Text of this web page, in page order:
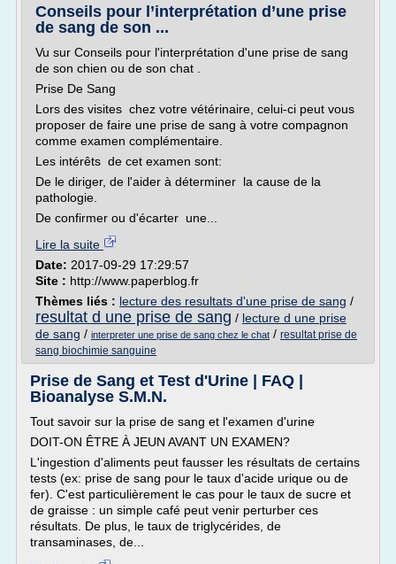
Conseils pour l’interprétation d’une prise
de sang de son ...
Vu sur Conseils pour l'interprétation d'une prise de sang
de son chien ou de son chat .
Prise De Sang
Lors des visites chez votre vétérinaire, celui-ci peut vous
proposer de faire une prise de sang à votre compagnon
comme examen complémentaire.
Les intérêts de cet examen sont:
De le diriger, de l'aider à déterminer la cause de la
pathologie.
De confirmer ou d'écarter une...
Lire la suite
Date: 2017-09-29 17:29:57
Site : http://www.paperblog.fr
Thèmes liés : lecture des resultats d'une prise de sang /
resultat d une prise de sang / lecture d une prise
de sang / interpreter une prise de sang chez le chat / resultat prise de
sang biochimie sanguine
Prise de Sang et Test d'Urine | FAQ |
Bioanalyse S.M.N.
Tout savoir sur la prise de sang et l'examen d'urine
DOIT-ON ÊTRE À JEUN AVANT UN EXAMEN?
L'ingestion d'aliments peut fausser les résultats de certains
tests (ex: prise de sang pour le taux d'acide urique ou de
fer). C'est particulièrement le cas pour le taux de sucre et
de graisse : un simple café peut venir perturber ces
résultats. De plus, le taux de triglycérides, de
transaminases, de...